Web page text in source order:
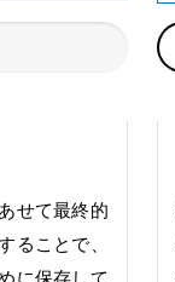
せて最終的
ことで、